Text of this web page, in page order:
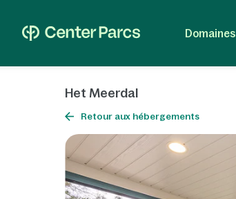
Domaines
Het Meerdal
Retour aux hébergements